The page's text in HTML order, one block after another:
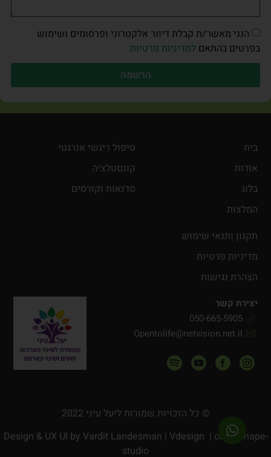
הנני מאשר/ת קבלת דיוור אלקטרוני ופרסומים ושימוש
בפרטים בהתאם למדיניות פרטיות
הרשמה
בית
אודות
בלוג
המלצות
טיפול ריגשי אנרגטי
קונסטלציה
סדנאות וקורסים
תקנון ותנאי שימוש
מדיניות פרטיות
הצהרת נגישות
יצירת קשר
050-665-5905
Opentolife@netvision.net.il
© כל הזכויות שמורות ליעל עיני 2022
Design & UX UI by Vardit Landesman | Vdesign | code Shape-
studio